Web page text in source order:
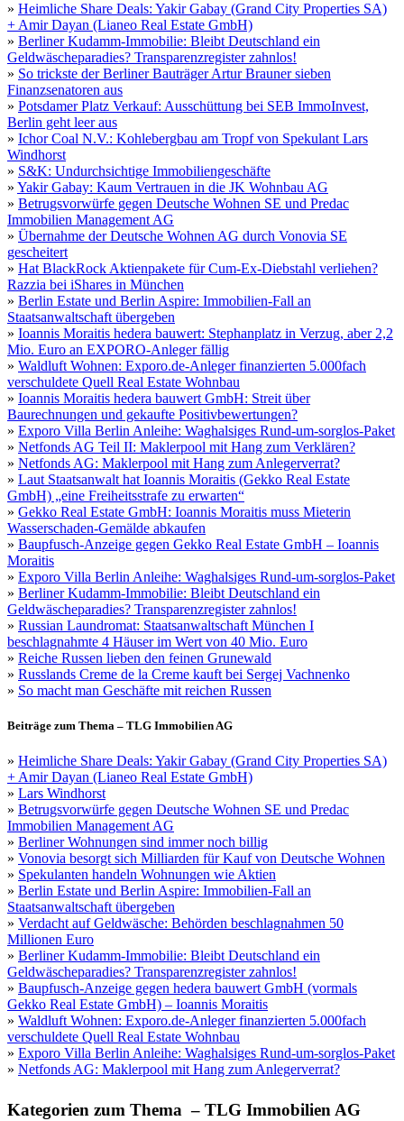
» Heimliche Share Deals: Yakir Gabay (Grand City Properties SA)
+ Amir Dayan (Lianeo Real Estate GmbH)
» Berliner Kudamm-Immobilie: Bleibt Deutschland ein
Geldwäscheparadies? Transparenzregister zahnlos!
» So trickste der Berliner Bauträger Artur Brauner sieben
Finanzsenatoren aus
» Potsdamer Platz Verkauf: Ausschüttung bei SEB ImmoInvest,
Berlin geht leer aus
» Ichor Coal N.V.: Kohlebergbau am Tropf von Spekulant Lars
Windhorst
» S&K: Undurchsichtige Immobiliengeschäfte
» Yakir Gabay: Kaum Vertrauen in die JK Wohnbau AG
» Betrugsvorwürfe gegen Deutsche Wohnen SE und Predac
Immobilien Management AG
» Übernahme der Deutsche Wohnen AG durch Vonovia SE
gescheitert
» Hat BlackRock Aktienpakete für Cum-Ex-Diebstahl verliehen?
Razzia bei iShares in München
» Berlin Estate und Berlin Aspire: Immobilien-Fall an
Staatsanwaltschaft übergeben
» Ioannis Moraitis hedera bauwert: Stephanplatz in Verzug, aber 2,2
Mio. Euro an EXPORO-Anleger fällig
» Waldluft Wohnen: Exporo.de-Anleger finanzierten 5.000fach
verschuldete Quell Real Estate Wohnbau
» Ioannis Moraitis hedera bauwert GmbH: Streit über
Baurechnungen und gekaufte Positivbewertungen?
» Exporo Villa Berlin Anleihe: Waghalsiges Rund-um-sorglos-Paket
» Netfonds AG Teil II: Maklerpool mit Hang zum Verklären?
» Netfonds AG: Maklerpool mit Hang zum Anlegerverrat?
» Laut Staatsanwalt hat Ioannis Moraitis (Gekko Real Estate
GmbH) „eine Freiheitsstrafe zu erwarten“
» Gekko Real Estate GmbH: Ioannis Moraitis muss Mieterin
Wasserschaden-Gemälde abkaufen
» Baupfusch-Anzeige gegen Gekko Real Estate GmbH – Ioannis
Moraitis
» Exporo Villa Berlin Anleihe: Waghalsiges Rund-um-sorglos-Paket
» Berliner Kudamm-Immobilie: Bleibt Deutschland ein
Geldwäscheparadies? Transparenzregister zahnlos!
» Russian Laundromat: Staatsanwaltschaft München I
beschlagnahmte 4 Häuser im Wert von 40 Mio. Euro
» Reiche Russen lieben den feinen Grunewald
» Russlands Creme de la Creme kauft bei Sergej Vachnenko
» So macht man Geschäfte mit reichen Russen
Beiträge zum Thema – TLG Immobilien AG
» Heimliche Share Deals: Yakir Gabay (Grand City Properties SA)
+ Amir Dayan (Lianeo Real Estate GmbH)
» Lars Windhorst
» Betrugsvorwürfe gegen Deutsche Wohnen SE und Predac
Immobilien Management AG
» Berliner Wohnungen sind immer noch billig
» Vonovia besorgt sich Milliarden für Kauf von Deutsche Wohnen
» Spekulanten handeln Wohnungen wie Aktien
» Berlin Estate und Berlin Aspire: Immobilien-Fall an
Staatsanwaltschaft übergeben
» Verdacht auf Geldwäsche: Behörden beschlagnahmen 50
Millionen Euro
» Berliner Kudamm-Immobilie: Bleibt Deutschland ein
Geldwäscheparadies? Transparenzregister zahnlos!
» Baupfusch-Anzeige gegen hedera bauwert GmbH (vormals
Gekko Real Estate GmbH) – Ioannis Moraitis
» Waldluft Wohnen: Exporo.de-Anleger finanzierten 5.000fach
verschuldete Quell Real Estate Wohnbau
» Exporo Villa Berlin Anleihe: Waghalsiges Rund-um-sorglos-Paket
» Netfonds AG: Maklerpool mit Hang zum Anlegerverrat?
Kategorien zum Thema – TLG Immobilien AG